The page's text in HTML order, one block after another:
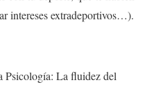
intereses extradeportivos…).
Psicología: La fluidez del